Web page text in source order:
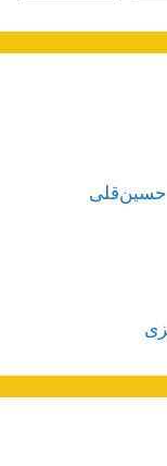
حسین‌قلی